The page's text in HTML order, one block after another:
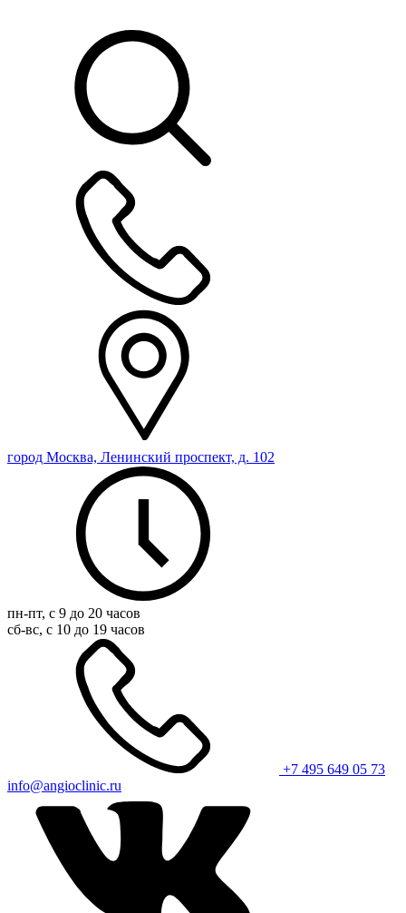
город Москва, Ленинский проспект, д. 102
пн-пт, с 9 до 20 часов
сб-вс, с 10 до 19 часов
+7 495 649 05 73
info@angioclinic.ru